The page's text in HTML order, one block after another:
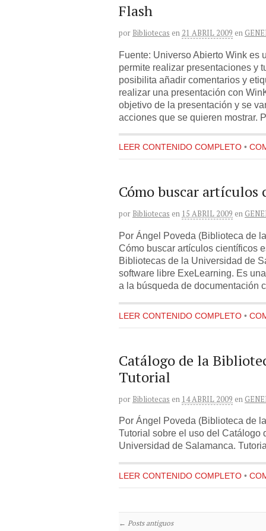
Flash
por Bibliotecas en 21 ABRIL 2009 en
Fuente: Universo Abierto Wink es
permite realizar presentaciones y
posibilita añadir comentarios y
realizar una presentación con
objetivo de la presentación y se
acciones que se quieren mostrar.
LEER CONTENIDO COMPLETO •
Cómo buscar
por Bibliotecas en 15 ABRIL 2009 en
Por Ángel Poveda (Biblioteca de
Cómo buscar artículos científicos
Bibliotecas de la Universidad de
software libre ExeLearning. Es
a la búsqueda de documentación
LEER CONTENIDO COMPLETO •
Catálogo de la
Tutorial
por Bibliotecas en 14 ABRIL 2009 en
Por Ángel Poveda (Biblioteca de
Tutorial sobre el uso del Catálogo
Universidad de Salamanca.
LEER CONTENIDO COMPLETO •
← Posts antiguos